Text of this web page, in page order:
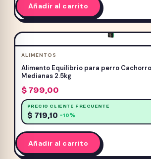
Añadir al carrito
ALIMENTOS
Alimento Equilibrio para perro Cachorro
Medianas 2.5kg
$799,00
PRECIO CLIENTE FRECUENTE
$ 719,10 −10%
Añadir al carrito